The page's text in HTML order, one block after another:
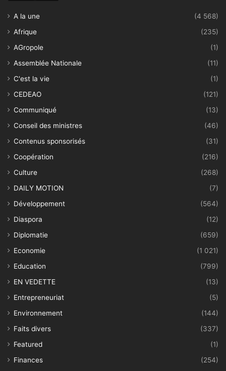
A la une
(4 568)
Afrique
(235)
AGropole
(1)
Assemblée Nationale
(11)
C'est la vie
(1)
CEDEAO
(121)
Communiqué
(13)
Conseil des ministres
(46)
Contenus sponsorisés
(31)
Coopération
(216)
Culture
(268)
DAILY MOTION
(7)
Développement
(564)
Diaspora
(12)
Diplomatie
(659)
Economie
(1 021)
Education
(799)
EN VEDETTE
(13)
Entrepreneuriat
(5)
Environnement
(144)
Faits divers
(337)
Featured
(1)
Finances
(254)